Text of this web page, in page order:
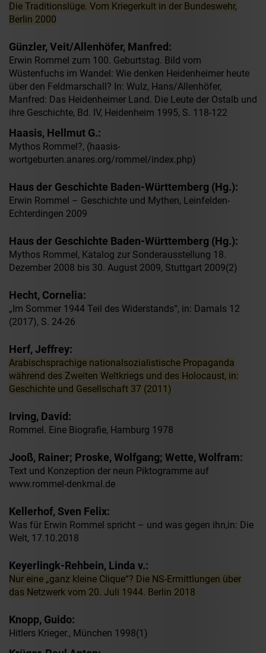
Die Traditionslüge. Vom Kriegerkult in der Bundeswehr,
Berlin 2000
Günzler, Veit/Allenhöfer, Manfred:
Erwin Rommel zum 100. Geburtstag. Bild vom
Wüstenfuchs im Wandel: Wie denken Heidenheimer heute
über den Feldmarschall? In: Wulz, Hans/Allenhöfer,
Manfred: Das Heidenheimer Land. Die Leute der Ostalb und
ihre Geschichte, Bd. IV, Heidenheim 1995, S. 118-122
Haasis, Hellmut G.:
Mythos Rommel?, (haasis-
wortgeburten.anares.org/rommel/index.php)
Haus der Geschichte Baden-Württemberg (Hg.):
Erwin Rommel – Geschichte und Mythen, Leinfelden-
Echterdingen 2009
Haus der Geschichte Baden-Württemberg (Hg.):
Mythos Rommel, Katalog zur Sonderausstellung 18.
Dezember 2008 bis 30. August 2009, Stuttgart 2009(2)
Hecht, Cornelia:
„Im Sommer 1944 Teil des Widerstands“, in: Damals 12
(2017), S. 24-26
Herf, Jeffrey:
Arabischsprachige nationalsozialistische Propaganda
während des Zweiten Weltkriegs und des Holocaust, in:
Geschichte und Gesellschaft 37 (2011)
Irving, David:
Rommel. Eine Biografie, Hamburg 1978
Jooß, Rainer; Proske, Wolfgang; Wette, Wolfram:
Text und Konzeption der neun Piktogramme auf
www.rommel-denkmal.de
Kellerhof, Sven Felix:
Was für Erwin Rommel spricht – und was gegen ihn,in: Die
Welt, 17.10.2018
Keyerlingk-Rehbein, Linda v.:
Nur eine „ganz kleine Clique“? Die NS-Ermittlungen über
das Netzwerk vom 20. Juli 1944. Berlin 2018
Knopp, Guido:
Hitlers Krieger., München 1998(1)